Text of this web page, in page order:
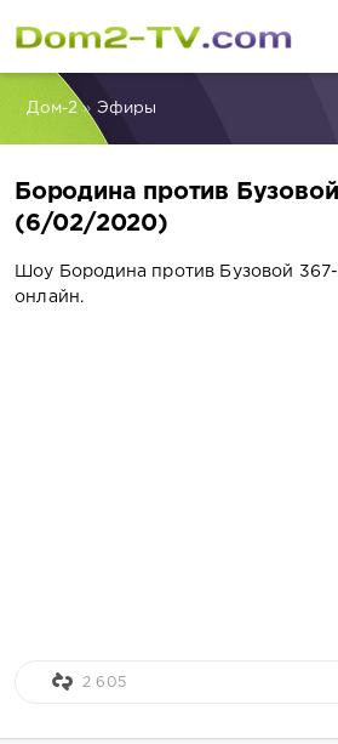
Дом-2» Эфиры
Бородина против
(6/02/2020)
Шоу Бородина против Бузовой
онлайн.
2 605